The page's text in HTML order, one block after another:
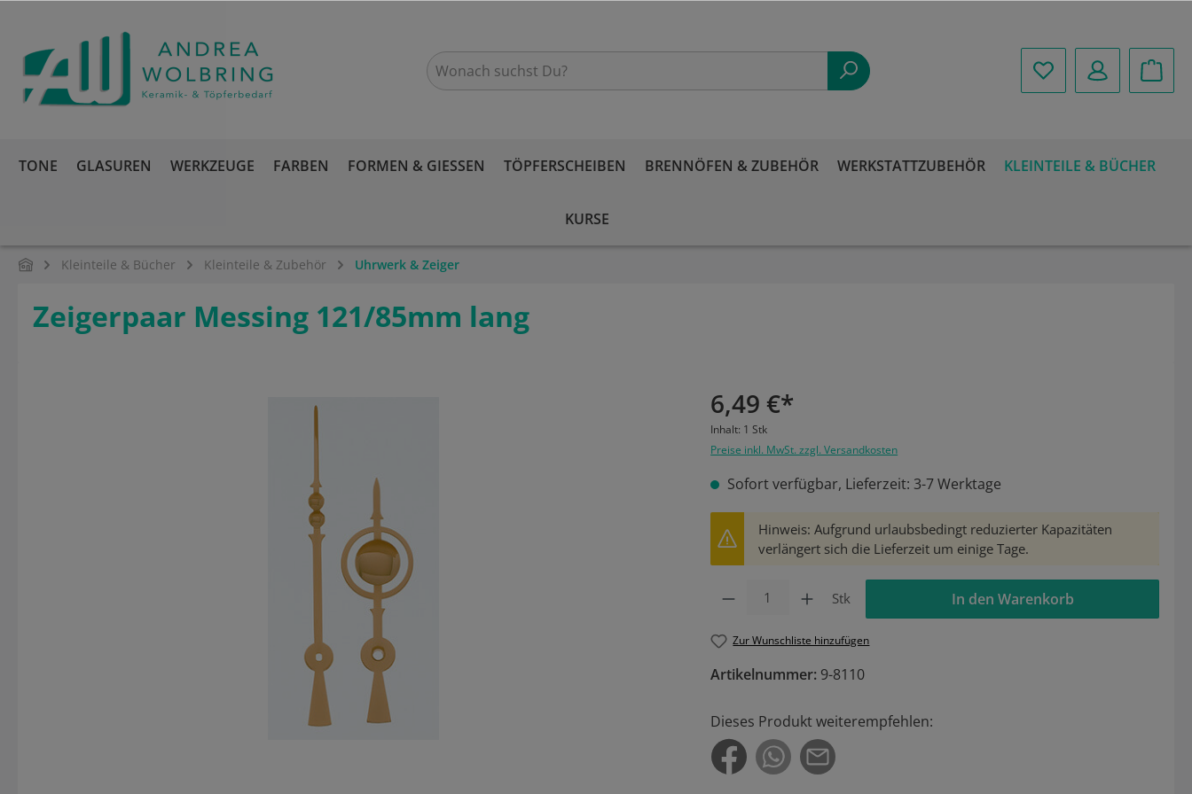
TONE GLASUREN WERKZEUGE FARBEN FORMEN & GIESSEN TÖPFERSCHEIBEN BRENNÖFEN & ZUBEHÖR WERKSTATTZUBEHÖR KLEINTEILE & BÜCHER
KURSE
Kleinteile & Bücher Kleinteile & Zubehör Uhrwerk & Zeiger
Zeigerpaar Messing 121/85mm lang
6,49 €*
Inhalt: 1 Stk
Preise inkl. MwSt. zzgl. Versandkosten
Sofort verfügbar, Lieferzeit: 3-7 Werktage
Hinweis: Aufgrund urlaubsbedingt reduzierter Kapazitäten
verlängert sich die Lieferzeit um einige Tage.
Stk In den Warenkorb
Zur Wunschliste hinzufügen
Artikelnummer: 9-8110
Dieses Produkt weiterempfehlen: